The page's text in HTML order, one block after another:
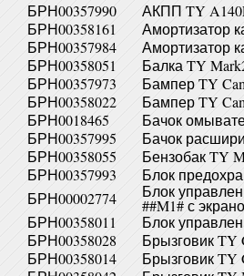
БРН00357990
АКПП TY
БРН00358161
Амортизатор
БРН00357984
Амортизатор
БРН00358051
Балка TY
БРН00357973
Бампер TY
БРН00358022
Бампер TY
БРН0018465
Бачок
БРН00357995
Бачок
БРН00358055
Бензобак TY
БРН00357993
Блок
БРН00002774
Блок
##M1# с
БРН00358011
Блок
БРН00358028
Брызговик TY
БРН00358014
Брызговик TY